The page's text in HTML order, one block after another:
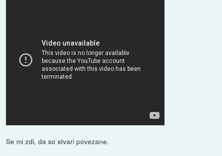
Se mi zdi, da so stvari povezane.